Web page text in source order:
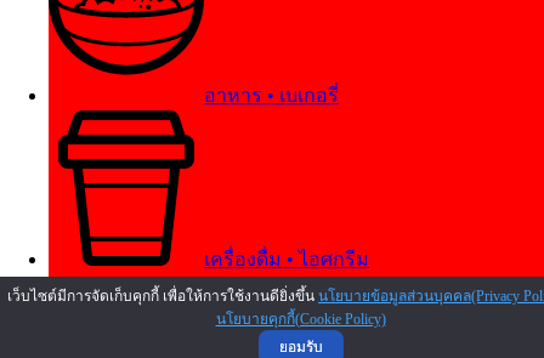
เว็บไซต์มีการจัดเก็บคุกกี้ เพื่อให้การใช้งานดียิ่งขึ้น นโยบายข้อมูลส่วนบุคคล(Privacy
นโยบายคุกกี้(Cookie Policy)
ยอมรับ
อาหาร • เบเกอรี่
เครื่องดื่ม • ไอศกรีม